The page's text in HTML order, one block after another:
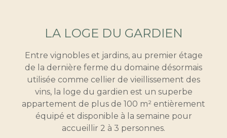
LA LOGE DU GARDIEN
Entre vignobles et jardins, au premier étage
de la dernière ferme du domaine désormais
utilisée comme cellier de vieillissement des
vins, la loge du gardien est un superbe
appartement de plus de 100 m² entièrement
équipé et disponible à la semaine pour
accueillir 2 à 3 personnes.